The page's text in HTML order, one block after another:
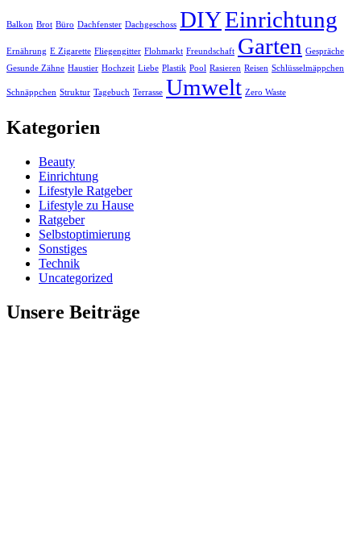
Balkon Brot Büro Dachfenster Dachgeschoss DIYEinrichtung
Ernährung E Zigarette Fliegengitter Flohmarkt Freundschaft Garten Gespräche
Gesunde Zähne Haustier Hochzeit Liebe Plastik Pool Rasieren Reisen Schlüsselmäppchen
Schnäppchen Struktur Tagebuch Terrasse Umwelt Zero Waste
Kategorien
Beauty
Einrichtung
Lifestyle Ratgeber
Lifestyle zu Hause
Ratgeber
Selbstoptimierung
Sonstiges
Technik
Uncategorized
Unsere Beiträge